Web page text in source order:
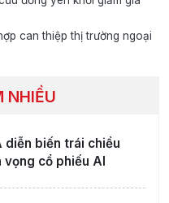
can thiệp thị trường ngoại
NHIỀU
diễn biến trái chiều
cổ phiếu AI